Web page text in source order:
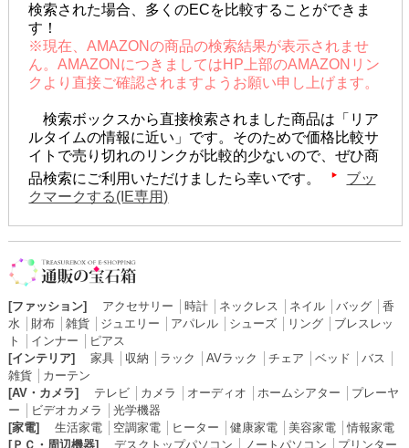
検索された場合、多くのECを比較することができま
す！
※現在、AMAZONの商品の検索結果が表示されませ
ん。AMAZONにつきましてはHP上部のAMAZONリン
クより直接ご確認されますようお願い申し上げます。
検索ボックスから直接検索されました商品は「リア
ルタイムの情報に近い」です。そのためで価格比較サ
イトで売り切れのリンクが比較的少ないので、ぜひ商
品検索にご利用いただけましたら幸いです。
ブッ
クマークする(IE専用)
[ファッション] アクセサリー 時計│ ネックレス ネイル│ バッグ│ 香
水
財布│ 雑貨│ ジュエリー アパレル│ シューズ│ リング│ ブレスレッ
ト
インナー
ピアス
[インテリア]
家具│ 収納 ラック AVラック チェア ベッド バス
雑貨│ カーテン
[AV・カメラ]
テレビ│ カメラ オーディオ ホームシアター
プレーヤ
ー
ビデオカメラ
光学機器
[家電]
生活家電│ 空調家電│ ヒーター 健康家電│ 美容家電│情報家電
[ＰＣ・周辺機器]
デスクトップパソコン ノートパソコン プリンター